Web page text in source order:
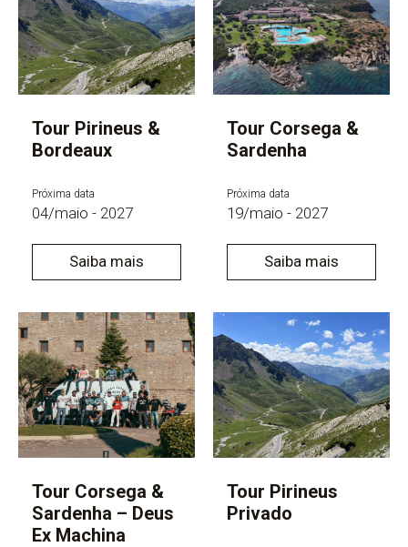
Tour Pirineus &
Bordeaux
Próxima data
04/maio - 2027
Saiba mais
Tour Corsega &
Sardenha
Próxima data
19/maio - 2027
Saiba mais
Tour Corsega &
Sardenha – Deus
Ex Machina
Tour Pirineus
Privado